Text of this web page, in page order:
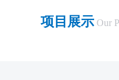
项目展示 Our